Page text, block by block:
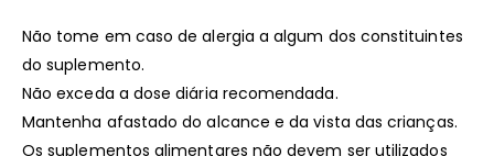
Não tome em caso de alergia a algum dos constituintes
do suplemento.
Não exceda a dose diária recomendada.
Mantenha afastado do alcance e da vista das crianças.
Os suplementos alimentares não devem ser utilizados